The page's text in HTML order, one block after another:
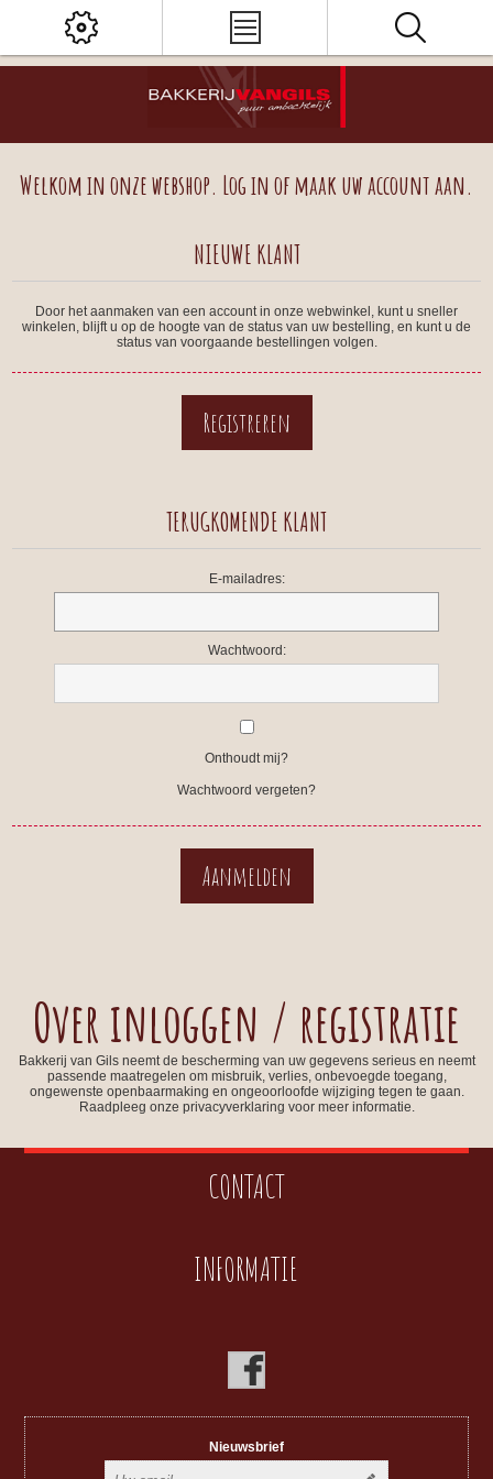
Welkom in onze webshop. Log in of maak uw account aan.
NIEUWE KLANT
Door het aanmaken van een account in onze webwinkel, kunt u sneller
winkelen, blijft u op de hoogte van de status van uw bestelling, en kunt u de
status van voorgaande bestellingen volgen.
TERUGKOMENDE KLANT
E-mailadres:
Wachtwoord:
Onthoudt mij?
Wachtwoord vergeten?
Over inloggen / registratie
Bakkerij van Gils neemt de bescherming van uw gegevens serieus en neemt
passende maatregelen om misbruik, verlies, onbevoegde toegang,
ongewenste openbaarmaking en ongeoorloofde wijziging tegen te gaan.
Raadpleeg onze privacyverklaring voor meer informatie.
CONTACT
INFORMATIE
Nieuwsbrief